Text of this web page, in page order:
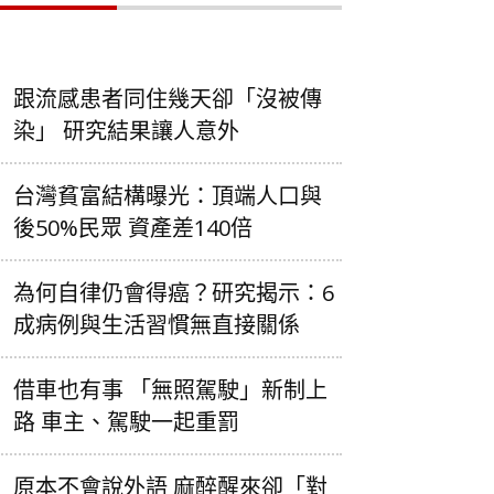
跟流感患者同住幾天卻「沒被傳
染」 研究結果讓人意外
台灣貧富結構曝光：頂端人口與
後50%民眾 資產差140倍
為何自律仍會得癌？研究揭示：6
成病例與生活習慣無直接關係
借車也有事 「無照駕駛」新制上
路 車主、駕駛一起重罰
原本不會說外語 麻醉醒來卻「對